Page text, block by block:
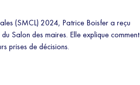
(SMCL) 2024, Patrice Boisfer a reçu
Salon des maires. Elle explique comment
prises de décisions.